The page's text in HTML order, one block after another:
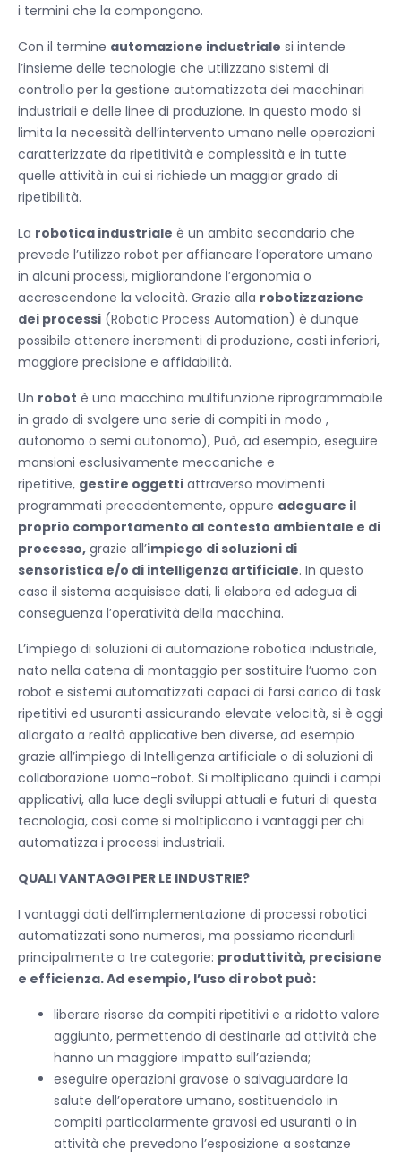
i termini che la compongono.
Con il termine automazione industriale si intende
l’insieme delle tecnologie che utilizzano sistemi di
controllo per la gestione automatizzata dei macchinari
industriali e delle linee di produzione. In questo modo si
limita la necessità dell’intervento umano nelle operazioni
caratterizzate da ripetitività e complessità e in tutte
quelle attività in cui si richiede un maggior grado di
ripetibilità.
La robotica industriale è un ambito secondario che
prevede l’utilizzo robot per affiancare l’operatore umano
in alcuni processi, migliorandone l’ergonomia o
accrescendone la velocità. Grazie alla robotizzazione
dei processi (Robotic Process Automation) è dunque
possibile ottenere incrementi di produzione, costi inferiori,
maggiore precisione e affidabilità.
Un robot è una macchina multifunzione riprogrammabile
in grado di svolgere una serie di compiti in modo ,
autonomo o semi autonomo), Può, ad esempio, eseguire
mansioni esclusivamente meccaniche e
ripetitive, gestire oggetti attraverso movimenti
programmati precedentemente, oppure adeguare il
proprio comportamento al contesto ambientale e di
processo, grazie all’impiego di soluzioni di
sensoristica e/o di intelligenza artificiale. In questo
caso il sistema acquisisce dati, li elabora ed adegua di
conseguenza l’operatività della macchina.
L’impiego di soluzioni di automazione robotica industriale,
nato nella catena di montaggio per sostituire l’uomo con
robot e sistemi automatizzati capaci di farsi carico di task
ripetitivi ed usuranti assicurando elevate velocità, si è oggi
allargato a realtà applicative ben diverse, ad esempio
grazie all’impiego di Intelligenza artificiale o di soluzioni di
collaborazione uomo-robot. Si moltiplicano quindi i campi
applicativi, alla luce degli sviluppi attuali e futuri di questa
tecnologia, così come si moltiplicano i vantaggi per chi
automatizza i processi industriali.
QUALI VANTAGGI PER LE INDUSTRIE?
I vantaggi dati dell’implementazione di processi robotici
automatizzati sono numerosi, ma possiamo ricondurli
principalmente a tre categorie: produttività, precisione
e efficienza. Ad esempio, l’uso di robot può:
liberare risorse da compiti ripetitivi e a ridotto valore
aggiunto, permettendo di destinarle ad attività che
hanno un maggiore impatto sull’azienda;
eseguire operazioni gravose o salvaguardare la
salute dell’operatore umano, sostituendolo in
compiti particolarmente gravosi ed usuranti o in
attività che prevedono l’esposizione a sostanze